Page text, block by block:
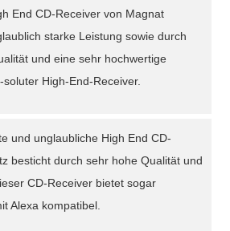
End CD-Receiver von Magnat
starke Leistung sowie durch
und eine sehr hochwertige
High-End-Receiver.
und unglaubliche High End CD-
besticht durch sehr hohe Qualität und
CD-Receiver bietet sogar
Alexa kompatibel.